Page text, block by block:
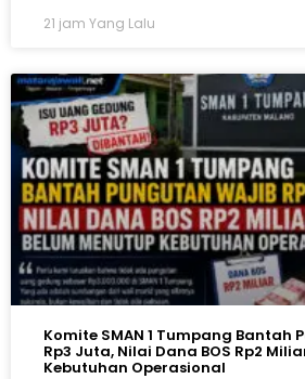
21 jam Yang Lalu
Komite SMAN 1 Tumpang Bantah
Rp3 Juta, Nilai Dana BOS Rp2
Kebutuhan Operasional